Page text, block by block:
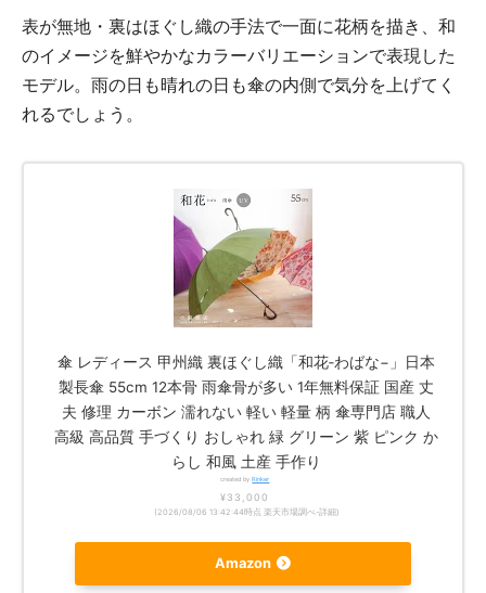
表が無地・裏はほぐし織の手法で一面に花柄を描き、和
のイメージを鮮やかなカラーバリエーションで表現した
モデル。雨の日も晴れの日も傘の内側で気分を上げてく
れるでしょう。
傘 レディース 甲州織 裏ほぐし織「和花‐わばな−」日本
製長傘 55cm 12本骨 雨傘骨が多い 1年無料保証 国産 丈
夫 修理 カーボン 濡れない 軽い 軽量 柄 傘専門店 職人
高級 高品質 手づくり おしゃれ 緑 グリーン 紫 ピンク か
らし 和風 土産 手作り
created by Rinker
¥33,000
(2026/08/06 13:42:44時点 楽天市場調べ-詳細)
Amazon